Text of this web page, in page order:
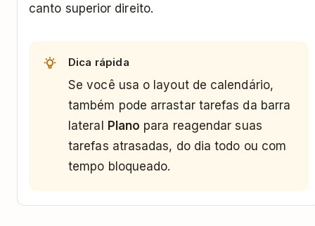
canto superior direito.
Dica rápida
Se você usa o layout de calendário,
também pode arrastar tarefas da barra
lateral Plano para reagendar suas
tarefas atrasadas, do dia todo ou com
tempo bloqueado.